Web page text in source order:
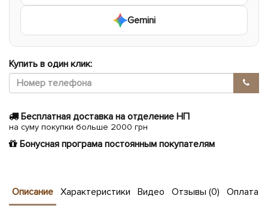
Gemini
Купить в один клик:
Бесплатная доставка на отделение НП
на суму покупки больше 2000 грн
Бонусная програма постоянным покупателям
Описание Характеристики Видео Отзывы (0) Оплата и